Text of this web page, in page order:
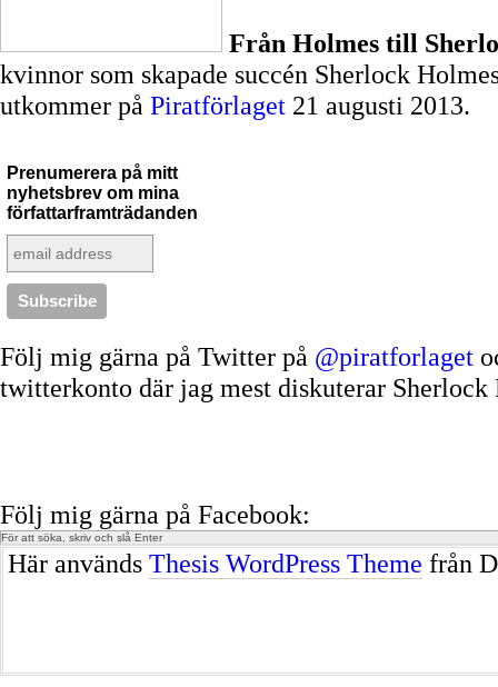
Från Holmes till
kvinnor som skapade succén Sherlock
utkommer på Piratförlaget 21 augusti 2013.
Prenumerera på mitt
nyhetsbrev om mina
författarframträdanden
Följ mig gärna på Twitter på @piratforlaget
twitterkonto där jag mest diskuterar
Följ mig gärna på Facebook:
Här används Thesis WordPress Theme från